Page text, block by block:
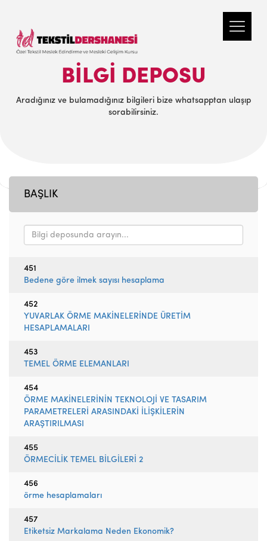
BILGI DEPOSU
Aradığınız ve bulamadığınız bilgileri bize whatsapptan ulaşıp
sorabilirsiniz.
BAŞLIK
451
Bedene göre ilmek sayısı hesaplama
452
YUVARLAK ÖRME MAKİNELERİNDE ÜRETİM
HESAPLAMALARI
453
TEMEL ÖRME ELEMANLARI
454
ÖRME MAKİNELERİNİN TEKNOLOJİ VE TASARIM
PARAMETRELERİ ARASINDAKİ İLİŞKİLERİN
ARAŞTIRILMASI
455
ÖRMECİLİK TEMEL BİLGİLERİ 2
456
örme hesaplamaları
457
Etiketsiz Markalama Neden Ekonomik?